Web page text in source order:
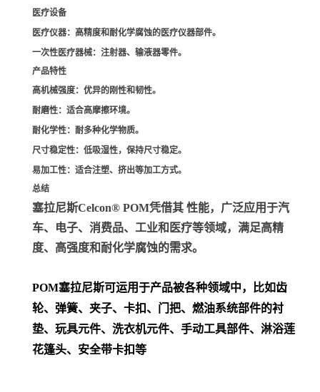
医疗设备
医疗仪器：高精度和耐化学腐蚀的医疗仪器部件。
一次性医疗器械：注射器、输液器零件。
产品特性
高机械强度：优异的刚性和韧性。
耐磨性：适合高摩擦环境。
耐化学性：耐多种化学物质。
尺寸稳定性：低吸湿性，保持尺寸稳定。
易加工性：适合注塑、挤出等加工方式。
总结
塞拉尼斯Celcon® POM凭借其 性能，广泛应用于汽
车、电子、消费品、工业和医疗等领域，满足高精
度、高强度和耐化学腐蚀的需求。
POM塞拉尼斯可运用于产品被各种领域中，比如齿
轮、弹簧、夹子、卡扣、门把、 燃油系统部件的衬
垫、玩具元件、洗衣机元件、手动工具部件、淋浴莲
花篷头、安全带卡扣等